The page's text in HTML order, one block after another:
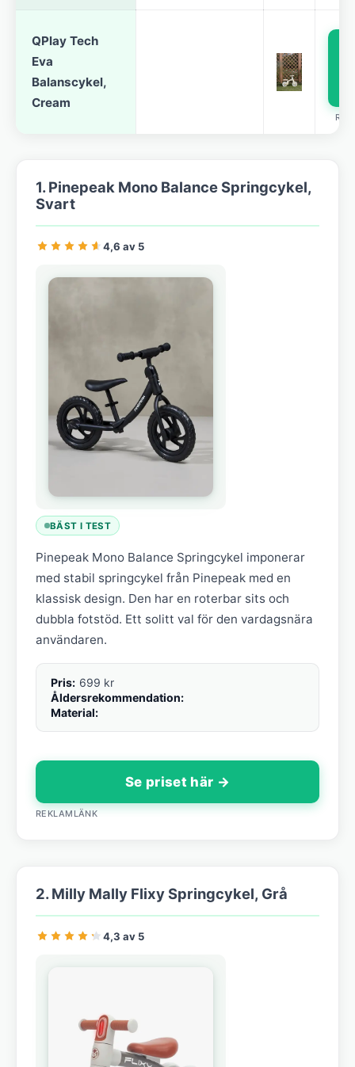
QPlay Tech
Eva
Balanscykel,
Cream
1. Pinepeak Mono Balance Springcykel,
Svart
4,6 av 5
BÄST I TEST
Pinepeak Mono Balance Springcykel imponerar
med stabil springcykel från Pinepeak med en
klassisk design. Den har en roterbar sits och
dubbla fotstöd. Ett solitt val för den vardagsnära
användaren.
Pris: 699 kr
Åldersrekommendation:
Material:
Se priset här →
REKLAMLÄNK
2. Milly Mally Flixy Springcykel, Grå
4,3 av 5